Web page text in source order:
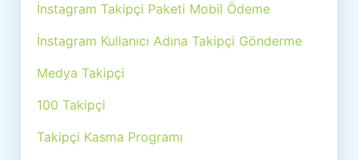
İnstagram Takipçi Paketi Mobil Ödeme
İnstagram Kullanıcı Adına Takipçi Gönderme
Medya Takipçi
100 Takipçi
Takipçi Kasma Programı